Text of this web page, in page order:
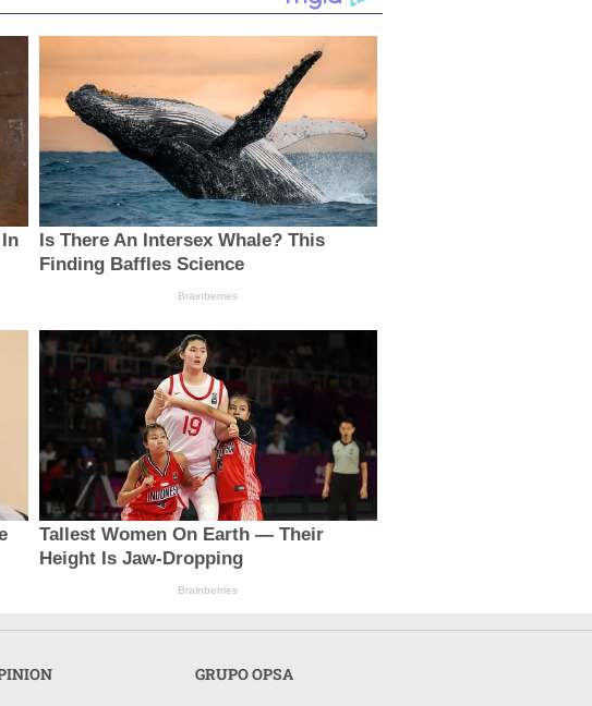
Is There An Intersex Whale? This
Finding Baffles Science
Brainberries
Tallest Women On Earth — Their
Height Is Jaw-Dropping
Brainberries
GRUPO OPSA